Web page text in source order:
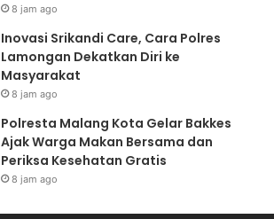
8 jam ago
Inovasi Srikandi Care, Cara Polres
Lamongan Dekatkan Diri ke
Masyarakat
8 jam ago
Polresta Malang Kota Gelar Bakkes
Ajak Warga Makan Bersama dan
Periksa Kesehatan Gratis
8 jam ago